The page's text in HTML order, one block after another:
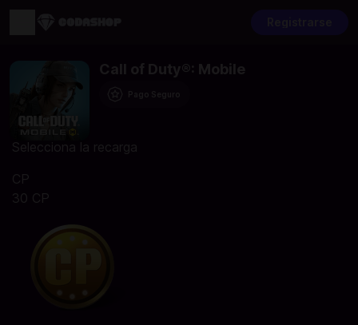
Call of Duty®: Mobile
Selecciona la recarga
CP
30 CP